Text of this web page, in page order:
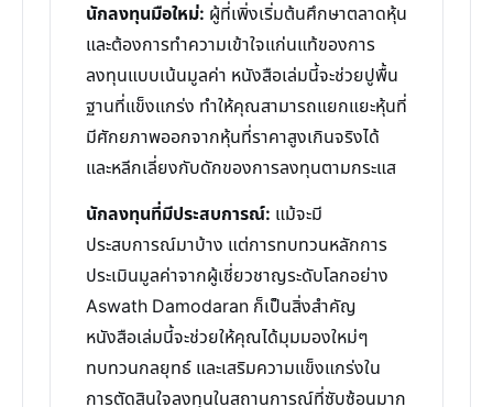
นักลงทุนมือใหม่: ผู้ที่เพิ่งเริ่มต้นศึกษาตลาดหุ้น
และต้องการทำความเข้าใจแก่นแท้ของการ
ลงทุนแบบเน้นมูลค่า หนังสือเล่มนี้จะช่วยปูพื้น
ฐานที่แข็งแกร่ง ทำให้คุณสามารถแยกแยะหุ้นที่
มีศักยภาพออกจากหุ้นที่ราคาสูงเกินจริงได้
และหลีกเลี่ยงกับดักของการลงทุนตามกระแส
นักลงทุนที่มีประสบการณ์: แม้จะมี
ประสบการณ์มาบ้าง แต่การทบทวนหลักการ
ประเมินมูลค่าจากผู้เชี่ยวชาญระดับโลกอย่าง
Aswath Damodaran ก็เป็นสิ่งสำคัญ
หนังสือเล่มนี้จะช่วยให้คุณได้มุมมองใหม่ๆ
ทบทวนกลยุทธ์ และเสริมความแข็งแกร่งใน
การตัดสินใจลงทุนในสถานการณ์ที่ซับซ้อนมาก